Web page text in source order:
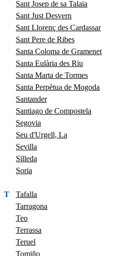
Sant Josep de sa Talaia
Sant Just Desvern
Sant Llorenç des Cardassar
Sant Pere de Ribes
Santa Coloma de Gramenet
Santa Eulària des Riu
Santa Marta de Tormes
Santa Perpètua de Mogoda
Santander
Santiago de Compostela
Segovia
Seu d'Urgell, La
Sevilla
Silleda
Soria
T
Tafalla
Tarragona
Teo
Terrassa
Teruel
Tomiño